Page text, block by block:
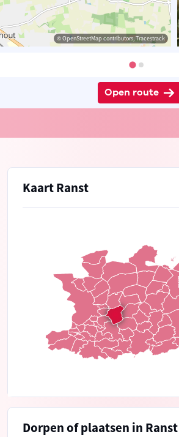
© OpenStreetMap contributors, Tracestrack
Open route
Kaart Ranst
Dorpen of plaatsen in Ranst